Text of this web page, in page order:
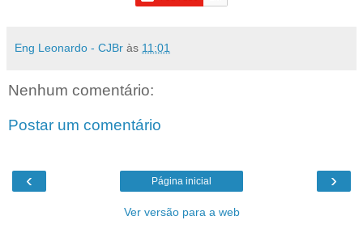
Eng Leonardo - CJBr às 11:01
Nenhum comentário:
Postar um comentário
‹ ›
Página inicial
Ver versão para a web